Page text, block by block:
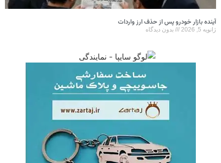
آینده بازار خودرو پس از حذف ارز واردات
ژانویه 5, 2026 بدون دیدگاه